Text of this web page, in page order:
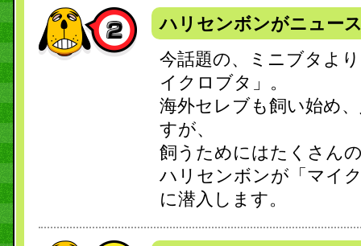
ハリセンボンがニュー
今話題の、ミニブタよ
イクロブタ」。
海外セレブも飼い始め
すが、
飼うためにはたくさん
ハリセンボンが「マイ
に潜入します。